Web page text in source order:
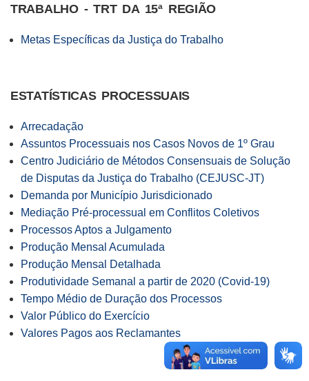
TRABALHO - TRT DA 15ª REGIÃO
Metas Específicas da Justiça do Trabalho
ESTATÍSTICAS PROCESSUAIS
Arrecadação
Assuntos Processuais nos Casos Novos de 1º Grau
Centro Judiciário de Métodos Consensuais de Solução
de Disputas da Justiça do Trabalho (CEJUSC-JT)
Demanda por Município Jurisdicionado
Mediação Pré-processual em Conflitos Coletivos
Processos Aptos a Julgamento
Produção Mensal Acumulada
Produção Mensal Detalhada
Produtividade Semanal a partir de 2020 (Covid-19)
Tempo Médio de Duração dos Processos
Valor Público do Exercício
Valores Pagos aos Reclamantes